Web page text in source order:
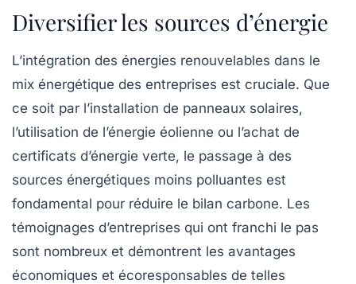
Diversifier les sources d’énergie
L’intégration des énergies renouvelables dans le
mix énergétique des entreprises est cruciale. Que
ce soit par l’installation de panneaux solaires,
l’utilisation de l’énergie éolienne ou l’achat de
certificats d’énergie verte, le passage à des
sources énergétiques moins polluantes est
fondamental pour réduire le bilan carbone. Les
témoignages d’entreprises qui ont franchi le pas
sont nombreux et démontrent les avantages
économiques et écoresponsables de telles